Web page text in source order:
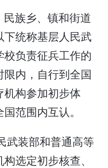
族乡、镇和街道
统称基层人民武
负责征兵工作的
内，自行到全国
构参加初步体
范围内互认。
武装部和普通高等
选定初步核查、